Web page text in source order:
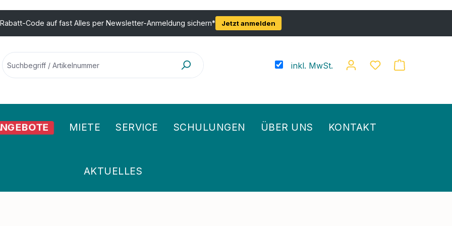
Code auf fast Alles per Newsletter-Anmeldung sichern* Jetzt anmelden
inkl. MwSt.
MIETE SERVICE SCHULUNGEN ÜBER UNS KONTAKT
AKTUELLES